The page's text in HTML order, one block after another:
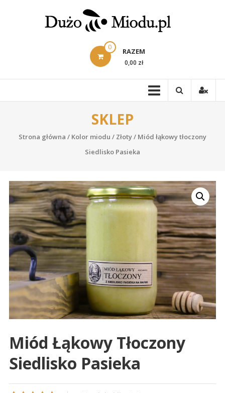
0 RAZEM
0,00 zł
SKLEP
Strona główna / Kolor miodu / Złoty/ Miód łąkowy tłoczony
Siedlisko Pasieka
Miód Łąkowy Tłoczony
Siedlisko Pasieka